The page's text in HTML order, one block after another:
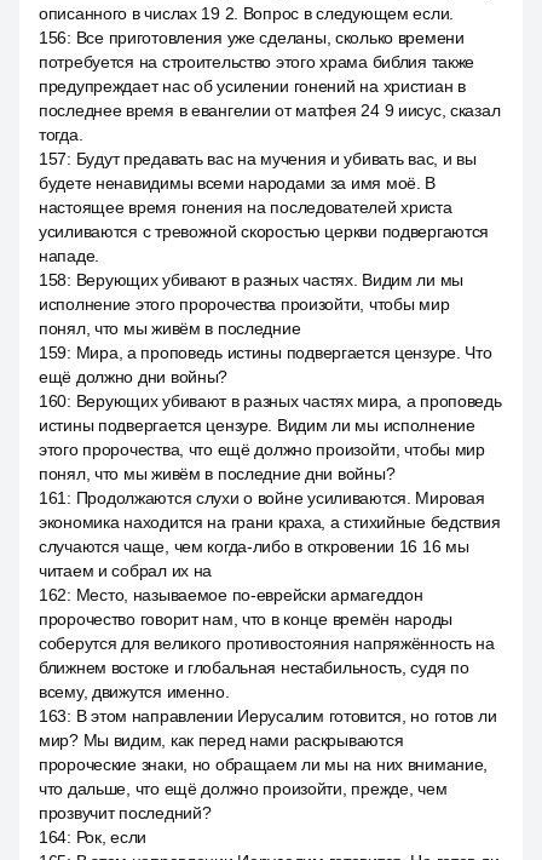
описанного в числах 19 2. Вопрос в следующем если.
156: Все приготовления уже сделаны, сколько времени
потребуется на строительство этого храма библия также
предупреждает нас об усилении гонений на христиан в
последнее время в евангелии от матфея 24 9 иисус, сказал
тогда.
157: Будут предавать вас на мучения и убивать вас, и вы
будете ненавидимы всеми народами за имя моё. В
настоящее время гонения на последователей христа
усиливаются с тревожной скоростью церкви подвергаются
нападе.
158: Верующих убивают в разных частях. Видим ли мы
исполнение этого пророчества произойти, чтобы мир
понял, что мы живём в последние
159: Мира, а проповедь истины подвергается цензуре. Что
ещё должно дни войны?
160: Верующих убивают в разных частях мира, а проповедь
истины подвергается цензуре. Видим ли мы исполнение
этого пророчества, что ещё должно произойти, чтобы мир
понял, что мы живём в последние дни войны?
161 : Продолжаются слухи о войне усиливаются. Мировая
экономика находится на грани краха, а стихийные бедствия
случаются чаще, чем когда-либо в откровении 16 16 мы
читаем и собрал их на
162: Место, называемое по-еврейски армагеддон
пророчество говорит нам, что в конце времён народы
соберутся для великого противостояния напряжённость на
ближнем востоке и глобальная нестабильность, судя по
всему, движутся именно.
163: В этом направлении Иерусалим готовится, но готов ли
мир? Мы видим, как перед нами раскрываются
пророческие знаки, но обращаем ли мы на них внимание,
что дальше, что ещё должно произойти, прежде, чем
прозвучит последний?
164: Рок, если